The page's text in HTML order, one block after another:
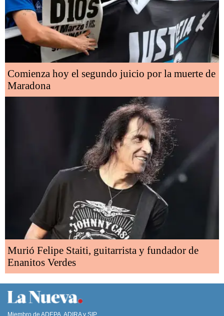
Comienza hoy el segundo juicio por la muerte de
Maradona
Murió Felipe Staiti, guitarrista y fundador de
Enanitos Verdes
Miembro de ADEPA, ADIRA y SIP